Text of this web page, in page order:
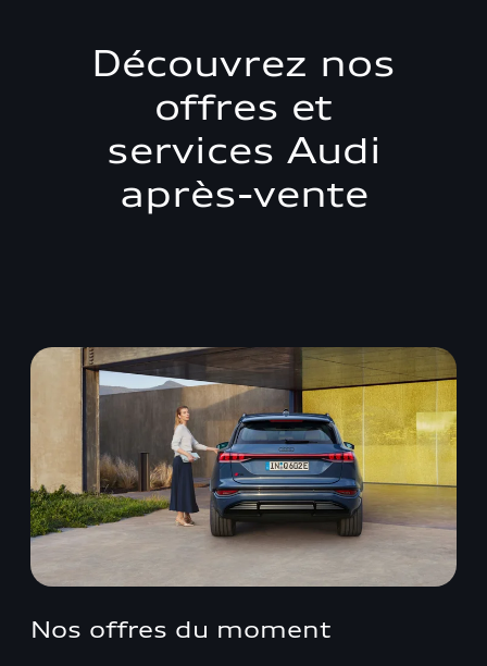
Découvrez nos
offres et
services Audi
après-vente
Nos offres du moment